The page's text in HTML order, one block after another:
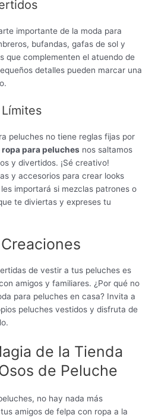
importante de la moda para
bufandas, gafas de sol y
que complementen el atuendo de
detalles pueden marcar una
peluches no tiene reglas fijas por
ropa para peluches nos saltamos
y divertidos. ¡Sé creativo!
y accesorios para crear looks
importará si mezclas patrones o
te diviertas y expreses tu
de vestir a tus peluches es
amigos y familiares. ¿Por qué no
para peluches en casa? Invita a
peluches vestidos y disfruta de
de la Tienda
de Peluche
no hay nada más
amigos de felpa con ropa a la